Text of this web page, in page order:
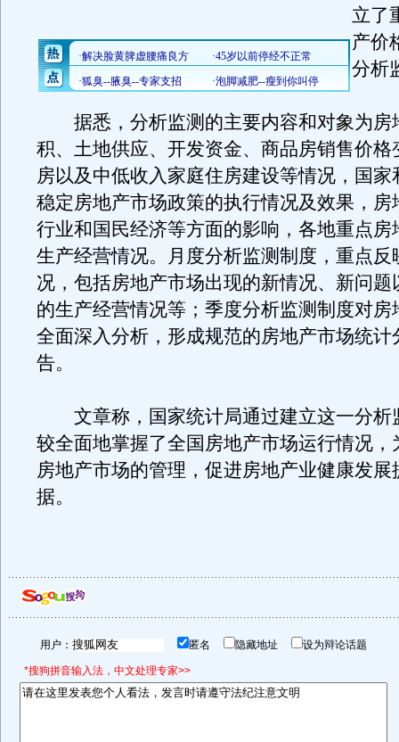
立了
产价
分析
据悉，分析监测的主要内容和对象为房
积、土地供应、开发资金、商品房销售价格
房以及中低收入家庭住房建设等情况，国家
稳定房地产市场政策的执行情况及效果，房
行业和国民经济等方面的影响，各地重点房
生产经营情况。月度分析监测制度，重点反
况，包括房地产市场出现的新情况、新问题
的生产经营情况等；季度分析监测制度对房
全面深入分析，形成规范的房地产市场统计
告。
文章称，国家统计局通过建立这一分析
较全面地掌握了全国房地产市场运行情况，
房地产市场的管理，促进房地产业健康发展
据。
用户： 匿名 隐藏地址 设为辩论话题
*搜狗拼音输入法，中文处理专家>>